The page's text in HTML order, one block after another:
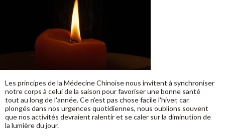
Les principes de la Médecine Chinoise nous invitent à synchroniser
notre corps à celui de la saison pour favoriser une bonne santé
tout au long de l'année. Ce n'est pas chose facile l'hiver, car
plongés dans nos urgences quotidiennes, nous oublions souvent
que nos activités devraient ralentir et se caler sur la diminution de
la lumière du jour.